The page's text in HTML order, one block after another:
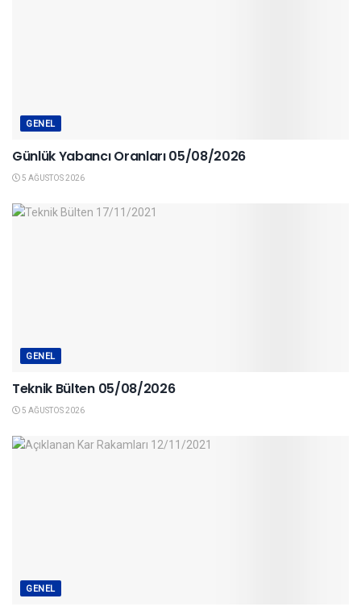
GENEL
Günlük Yabancı Oranları 05/08/2026
5 AĞUSTOS 2026
GENEL
Teknik Bülten 05/08/2026
5 AĞUSTOS 2026
GENEL